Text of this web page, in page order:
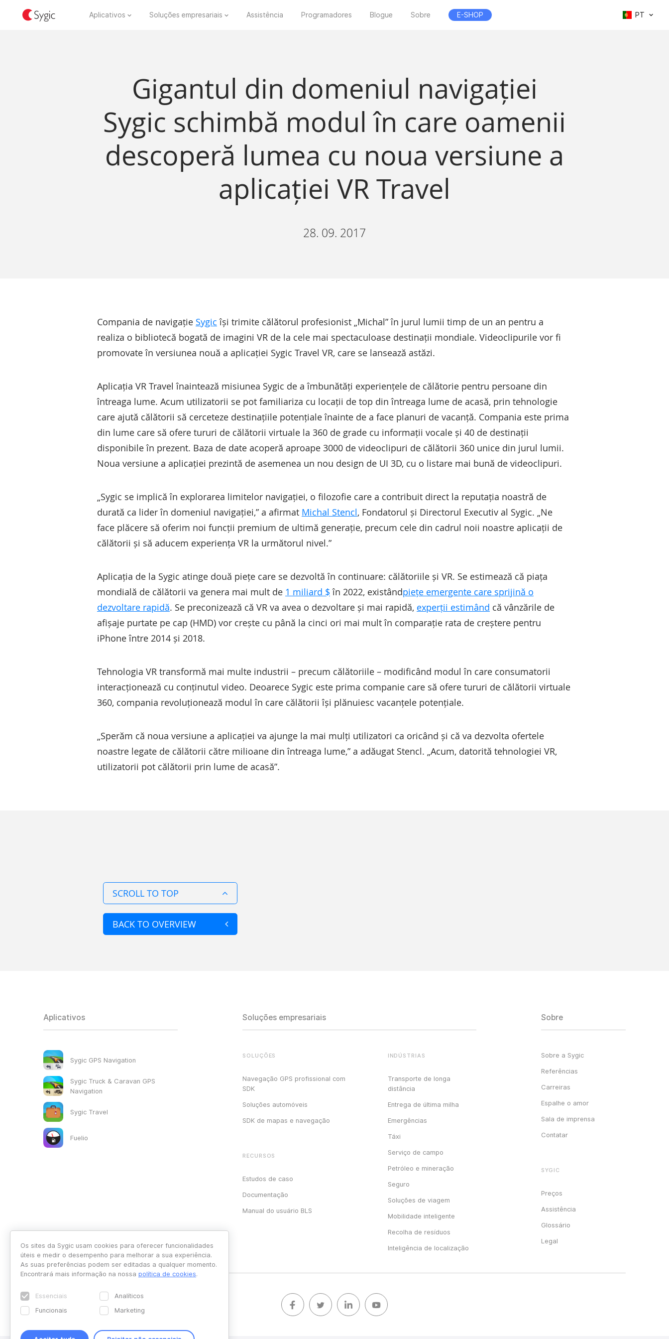
Aplicativos Soluções empresariais Assistência Programadores Blogue Sobre E-SHOP PT
Gigantul din domeniul navigației
Sygic schimbă modul în care oamenii
descoperă lumea cu noua versiune a
aplicației VR Travel
28. 09. 2017
Compania de navigație Sygic își trimite călătorul profesionist „Michal” în jurul lumii timp de un an pentru a
realiza o bibliotecă bogată de imagini VR de la cele mai spectaculoase destinații mondiale. Videoclipurile vor fi
promovate în versiunea nouă a aplicației Sygic Travel VR, care se lansează astăzi.
Aplicația VR Travel înaintează misiunea Sygic de a îmbunătăți experiențele de călătorie pentru persoane din
întreaga lume. Acum utilizatorii se pot familiariza cu locații de top din întreaga lume de acasă, prin tehnologie
care ajută călătorii să cerceteze destinațiile potențiale înainte de a face planuri de vacanță. Compania este prima
din lume care să ofere tururi de călătorii virtuale la 360 de grade cu informații vocale și 40 de destinații
disponibile în prezent. Baza de date acoperă aproape 3000 de videoclipuri de călătorii 360 unice din jurul lumii.
Noua versiune a aplicației prezintă de asemenea un nou design de UI 3D, cu o listare mai bună de videoclipuri.
„Sygic se implică în explorarea limitelor navigației, o filozofie care a contribuit direct la reputația noastră de
durată ca lider în domeniul navigației,” a afirmat Michal Stencl, Fondatorul și Directorul Executiv al Sygic. „Ne
face plăcere să oferim noi funcții premium de ultimă generație, precum cele din cadrul noii noastre aplicații de
călătorii și să aducem experiența VR la următorul nivel.”
Aplicația de la Sygic atinge două piețe care se dezvoltă în continuare: călătoriile și VR. Se estimează că piața
mondială de călătorii va genera mai mult de 1 miliard $ în 2022, existândpiețe emergente care sprijină o
dezvoltare rapidă. Se preconizează că VR va avea o dezvoltare și mai rapidă, experții estimând că vânzările de
afișaje purtate pe cap (HMD) vor crește cu până la cinci ori mai mult în comparație rata de creștere pentru
iPhone între 2014 și 2018.
Tehnologia VR transformă mai multe industrii – precum călătoriile – modificând modul în care consumatorii
interacționează cu conținutul video. Deoarece Sygic este prima companie care să ofere tururi de călătorii virtuale
360, compania revoluționează modul în care călătorii își plănuiesc vacanțele potențiale.
„Sperăm că noua versiune a aplicației va ajunge la mai mulți utilizatori ca oricând și că va dezvolta ofertele
noastre legate de călătorii către milioane din întreaga lume,” a adăugat Stencl. „Acum, datorită tehnologiei VR,
utilizatorii pot călătorii prin lume de acasă”.
SCROLL TO TOP
BACK TO OVERVIEW
Aplicativos
Sygic GPS Navigation
Sygic Truck & Caravan GPS
Navigation
Sygic Travel
Fuelio
Soluções empresariais
SOLUÇÕES
Navegação GPS profissional com
SDK
Soluções automóveis
SDK de mapas e navegação
RECURSOS
Estudos de caso
Documentação
Manual do usuário BLS
INDÚSTRIAS
Transporte de longa
distância
Entrega de última milha
Emergências
Táxi
Serviço de campo
Petróleo e mineração
Seguro
Soluções de viagem
Mobilidade inteligente
Recolha de resíduos
Inteligência de localização
Sobre
Sobre a Sygic
Referências
Carreiras
Espalhe o amor
Sala de imprensa
Contatar
SYGIC
Preços
Assistência
Glossário
Legal
Os sites da Sygic usam cookies para oferecer funcionalidades
úteis e medir o desempenho para melhorar a sua experiência.
As suas preferências podem ser editadas a qualquer momento.
Encontrará mais informação na nossa política de cookies.
Essenciais
Analíticos
Funcionais
Marketing